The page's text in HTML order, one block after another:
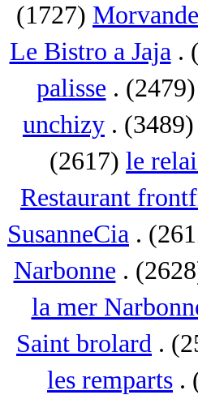
(1727)
Le Bistro a Jaja.
palisse . (2479)
unchizy . (3489)
(2617) le
Restaurant
SusanneCia .
Narbonne .
la mer
Saint brolard .
les remparts .